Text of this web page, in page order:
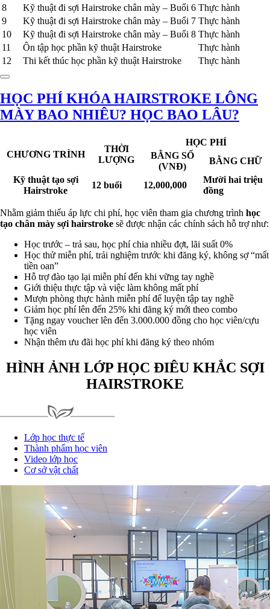
8
Kỹ thuật đi sợi Hairstroke chân mày – Buổi 6 Thực hành
9
Kỹ thuật đi sợi Hairstroke chân mày – Buổi 7 Thực hành
10
Kỹ thuật đi sợi Hairstroke chân mày – Buổi 8 Thực hành
11
Ôn tập học phần kỹ thuật Hairstroke
Thực hành
12
Thi kết thúc học phần kỹ thuật Hairstroke Thực hành
HỌC PHÍ KHÓA HAIRSTROKE LÔNG
MÀY BAO NHIÊU? HỌC BAO LÂU?
CHƯƠNG TRÌNH
THỜI
LƯỢNG
HỌC PHÍ
BẰNG SỐ
(VNĐ)
BẰNG CHỮ
Kỹ thuật tạo sợi
Hairstroke
12 buổi 12,000,000
Mười hai triệu
đồng
Nhằm giảm thiểu áp lực chi phí, học viên tham gia chương trình học
tạo chân mày sợi hairstroke sẽ được nhận các chính sách hỗ trợ như:
Học trước – trả sau, học phí chia nhiều đợt, lãi suất 0%
Học thử miễn phí, trải nghiệm trước khi đăng ký, không sợ “mất
tiền oan”
Hỗ trợ đào tạo lại miễn phí đến khi vững tay nghề
Giới thiệu thực tập và việc làm không mất phí
Mượn phòng thực hành miễn phí để luyện tập tay nghề
Giảm học phí lên đến 25% khi đăng ký mới theo combo
Tặng ngay voucher lên đến 3.000.000 đồng cho học viên/cựu
học viên
Nhận thêm ưu đãi học phí khi đăng ký theo nhóm
HÌNH ẢNH LỚP HỌC ĐIÊU KHẮC SỢI
HAIRSTROKE
Lớp học thực tế
Thành phẩm học viên
Video lớp học
Cơ sở vật chất